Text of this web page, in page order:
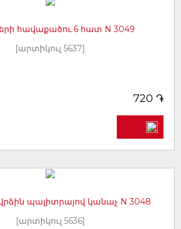
հավաքածու 6 հատ N 3049
[արտիկուլ 5637]
720 ֏
պալիտրայով կանաչ N 3048
[արտիկուլ 5636]